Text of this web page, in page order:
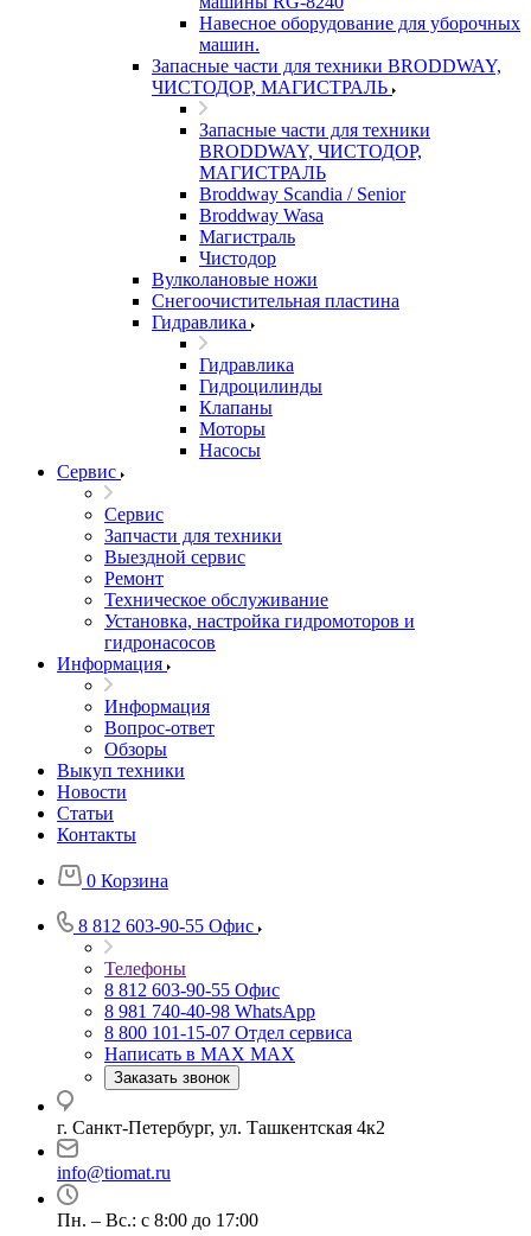
Навесное оборудование для уборочных
машин.
Запасные части для техники BRODDWAY,
ЧИСТОДОР, МАГИСТРАЛЬ
Запасные части для техники
BRODDWAY, ЧИСТОДОР,
МАГИСТРАЛЬ
Broddway Scandia / Senior
Broddway Wasa
Магистраль
Чистодор
Вулколановые ножи
Снегоочистительная пластина
Гидравлика
Гидравлика
Гидроцилинды
Клапаны
Моторы
Насосы
Сервис
Сервис
Запчасти для техники
Выездной сервис
Ремонт
Техническое обслуживание
Установка, настройка гидромоторов и
гидронасосов
Информация
Информация
Вопрос-ответ
Обзоры
Выкуп техники
Новости
Статьи
Контакты
0 Корзина
8 812 603-90-55 Офис
Телефоны
8 812 603-90-55 Офис
8 981 740-40-98 WhatsApp
8 800 101-15-07 Отдел сервиса
Написать в MAX MAX
Заказать звонок
г. Санкт-Петербург, ул. Ташкентская 4к2
info@tiomat.ru
Пн. – Вс.: с 8:00 до 17:00